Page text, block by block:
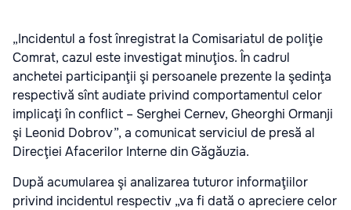
„Incidentul a fost înregistrat la Comisariatul de poliţie
Comrat, cazul este investigat minuţios. În cadrul
anchetei participanţii şi persoanele prezente la şedinţa
respectivă sînt audiate privind comportamentul celor
implicaţi în conflict – Serghei Cernev, Gheorghi Ormanji
şi Leonid Dobrov”, a comunicat serviciul de presă al
Direcţiei Afacerilor Interne din Găgăuzia.
După acumularea şi analizarea tuturor informaţiilor
privind incidentul respectiv „va fi dată o apreciere celor